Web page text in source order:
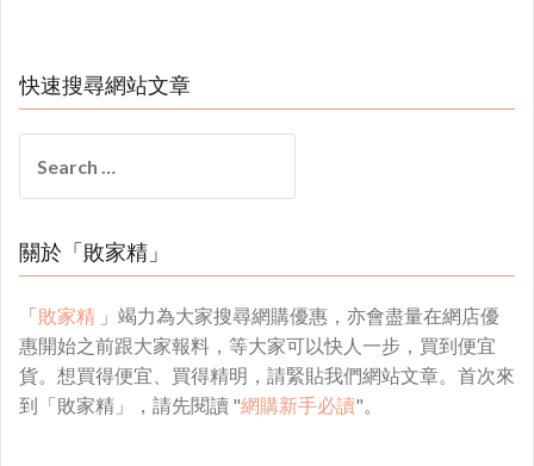
快速搜尋網站文章
for:
關於「敗家精」
「敗家精 」竭力為大家搜尋網購優惠，亦會盡量在網店優
惠開始之前跟大家報料，等大家可以快人一步，買到便宜
貨。想買得便宜、買得精明，請緊貼我們網站文章。首次來
到「敗家精」，請先閱讀 "網購新手必讀"。